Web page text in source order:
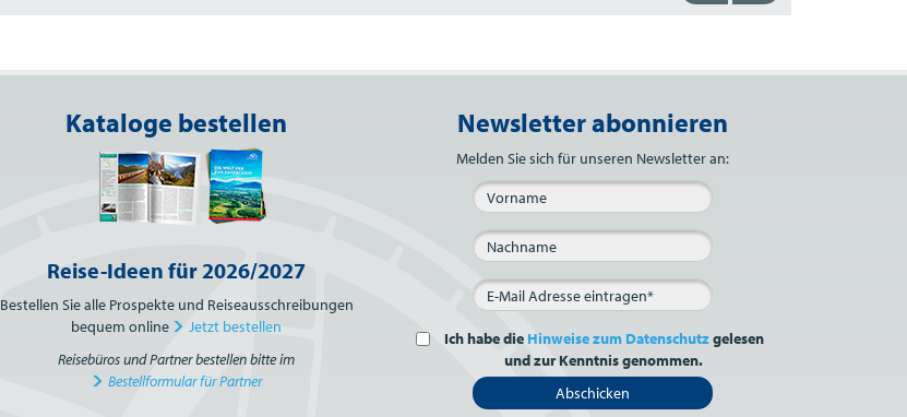
Kataloge bestellen
Reise-Ideen für 2026/2027
Bestellen Sie alle Prospekte und Reiseausschreibungen
bequem online
Jetzt bestellen
Reisebüros und Partner bestellen bitte im
Bestellformular für Partner
Bitte nicht ausfüllen.
Newsletter abonnieren
Melden Sie sich für unseren Newsletter an:
Ich habe die Hinweise zum Datenschutzgelesen
und zur Kenntnis genommen.
Abschicken